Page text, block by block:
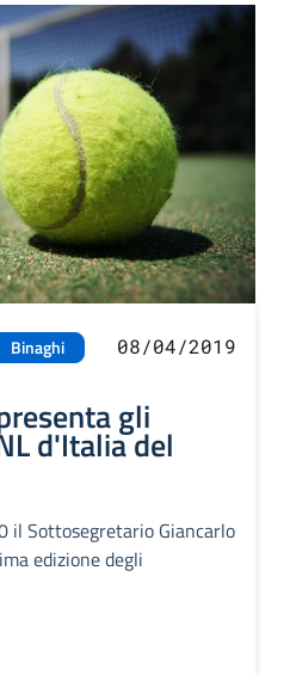
Binaghi 08/04/2019
gli
d'Italia del
il Sottosegretario Giancarlo
edizione degli